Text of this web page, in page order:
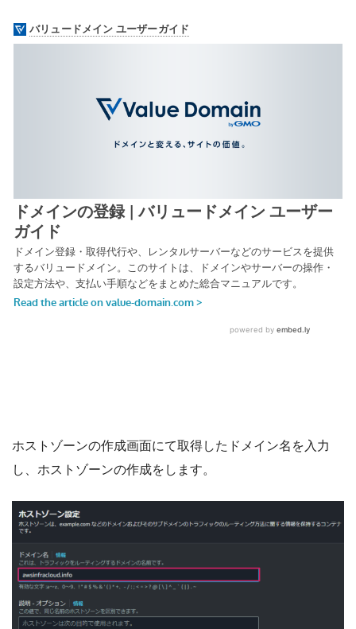
ホストゾーンの作成画面にて取得したドメイン名を入力
し、ホストゾーンの作成をします。